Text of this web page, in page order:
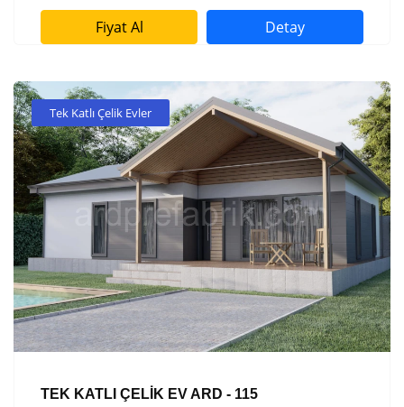
Fiyat Al Detay
Tek Katlı Çelik Evler
TEK KATLI ÇELİK EV ARD - 115